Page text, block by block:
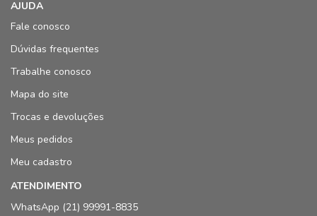
AJUDA
Fale conosco
Dúvidas frequentes
Trabalhe conosco
Mapa do site
Trocas e devoluções
Meus pedidos
Meu cadastro
ATENDIMENTO
WhatsApp (21) 99991-8835